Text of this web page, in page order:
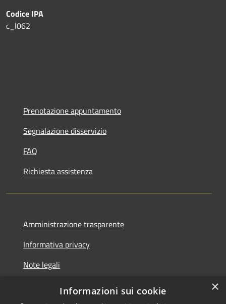
Codice IPA
c_l062
Prenotazione appuntamento
Segnalazione disservizio
FAQ
Richiesta assistenza
Amministrazione trasparente
Informativa privacy
Note legali
Dichiarazione di accessibilità
×
Informazioni sui cookie